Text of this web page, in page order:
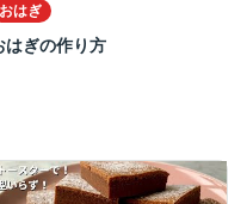
おはぎ
はぎの作り方